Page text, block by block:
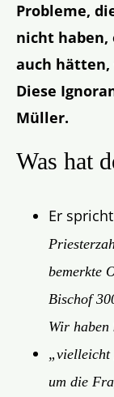
Probleme,
nicht haben,
auch hätten,
Diese
Müller.
Was hat
Er
bemerkte
Bischof
Wir haben
„vielleicht
um die